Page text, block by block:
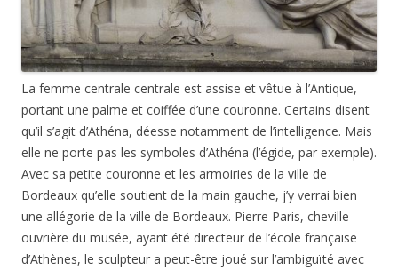
La femme centrale centrale est assise et vêtue à l’Antique,
portant une palme et coiffée d’une couronne. Certains disent
qu’il s’agit d’Athéna, déesse notamment de l’intelligence. Mais
elle ne porte pas les symboles d’Athéna (l’égide, par exemple).
Avec sa petite couronne et les armoiries de la ville de
Bordeaux qu’elle soutient de la main gauche, j’y verrai bien
une allégorie de la ville de Bordeaux. Pierre Paris, cheville
ouvrière du musée, ayant été directeur de l’école française
d’Athènes, le sculpteur a peut-être joué sur l’ambiguïté avec